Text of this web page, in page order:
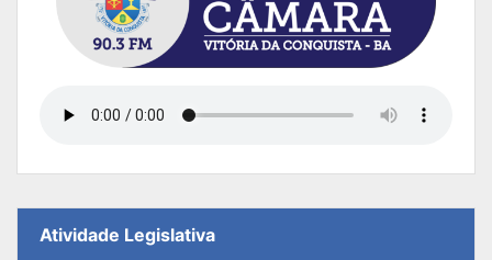
Atividade Legislativa